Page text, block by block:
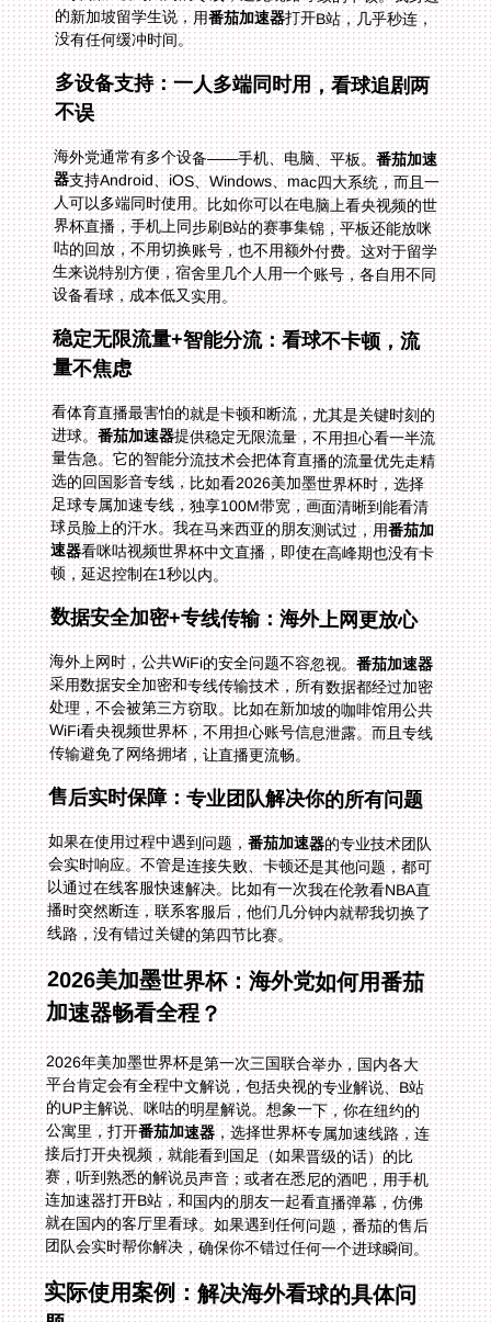
的新加坡留学生说，用番茄加速器打开B站，几乎秒连，
没有任何缓冲时间。
多设备支持：一人多端同时用，看球追剧两
不误
海外党通常有多个设备——手机、电脑、平板。番茄加速
器支持Android、iOS、Windows、mac四大系统，而且一
人可以多端同时使用。比如你可以在电脑上看央视频的世
界杯直播，手机上同步刷B站的赛事集锦，平板还能放咪
咕的回放，不用切换账号，也不用额外付费。这对于留学
生来说特别方便，宿舍里几个人用一个账号，各自用不同
设备看球，成本低又实用。
稳定无限流量+智能分流：看球不卡顿，流
量不焦虑
看体育直播最害怕的就是卡顿和断流，尤其是关键时刻的
进球。番茄加速器提供稳定无限流量，不用担心看一半流
量告急。它的智能分流技术会把体育直播的流量优先走精
选的回国影音专线，比如看2026美加墨世界杯时，选择
足球专属加速专线，独享100M带宽，画面清晰到能看清
球员脸上的汗水。我在马来西亚的朋友测试过，用番茄加
速器看咪咕视频世界杯中文直播，即使在高峰期也没有卡
顿，延迟控制在1秒以内。
数据安全加密+专线传输：海外上网更放心
海外上网时，公共WiFi的安全问题不容忽视。番茄加速器
采用数据安全加密和专线传输技术，所有数据都经过加密
处理，不会被第三方窃取。比如在新加坡的咖啡馆用公共
WiFi看央视频世界杯，不用担心账号信息泄露。而且专线
传输避免了网络拥堵，让直播更流畅。
售后实时保障：专业团队解决你的所有问题
如果在使用过程中遇到问题，番茄加速器的专业技术团队
会实时响应。不管是连接失败、卡顿还是其他问题，都可
以通过在线客服快速解决。比如有一次我在伦敦看NBA直
播时突然断连，联系客服后，他们几分钟内就帮我切换了
线路，没有错过关键的第四节比赛。
2026美加墨世界杯：海外党如何用番茄
加速器畅看全程？
2026年美加墨世界杯是第一次三国联合举办，国内各大
平台肯定会有全程中文解说，包括央视的专业解说、B站
的UP主解说、咪咕的明星解说。想象一下，你在纽约的
公寓里，打开番茄加速器，选择世界杯专属加速线路，连
接后打开央视频，就能看到国足（如果晋级的话）的比
赛，听到熟悉的解说员声音；或者在悉尼的酒吧，用手机
连加速器打开B站，和国内的朋友一起看直播弹幕，仿佛
就在国内的客厅里看球。如果遇到任何问题，番茄的售后
团队会实时帮你解决，确保你不错过任何一个进球瞬间。
实际使用案例：解决海外看球的具体问